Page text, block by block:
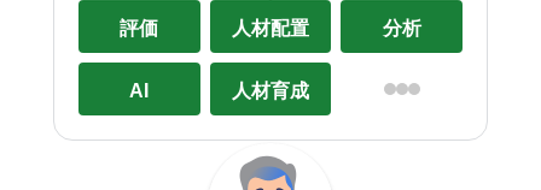
評価 人材配置 分析
AI 人材育成